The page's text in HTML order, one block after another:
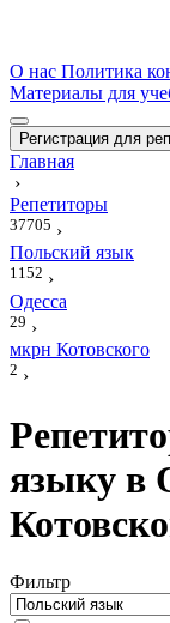
О нас Политика
Материалы для
Регистрация для
Главная
›
Репетиторы
37705 ›
Польский язык
1152 ›
Одесса
29 ›
мкрн Котовского
2 ›
языку в
Фильтр